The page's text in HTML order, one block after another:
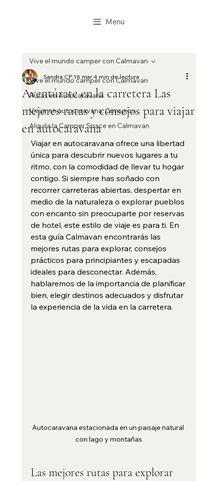
Menu
Vive el mundo camper con Calmavan
Rutas en Autocaravana
Viajar en autocaravana: Consejos
Alquila la Camper Space en Calmavan
Vive el mundo camper con Calmavan
Aventúrate en la carretera Las
mejores rutas y consejos para viajar
en autocaravana
Sandra CP16 mar4 min de lectura
Viajar en autocaravana ofrece una libertad
única para descubrir nuevos lugares a tu
ritmo, con la comodidad de llevar tu hogar
contigo. Si siempre has soñado con
recorrer carreteras abiertas, despertar en
medio de la naturaleza o explorar pueblos
con encanto sin preocuparte por reservas
de hotel, este estilo de viaje es para ti. En
esta guía Calmavan encontrarás las
mejores rutas para explorar, consejos
prácticos para principiantes y escapadas
ideales para desconectar. Además,
hablaremos de la importancia de planificar
bien, elegir destinos adecuados y disfrutar
la experiencia de la vida en la carretera.
Autocaravana estacionada en un paisaje natural
con lago y montañas
Las mejores rutas para explorar